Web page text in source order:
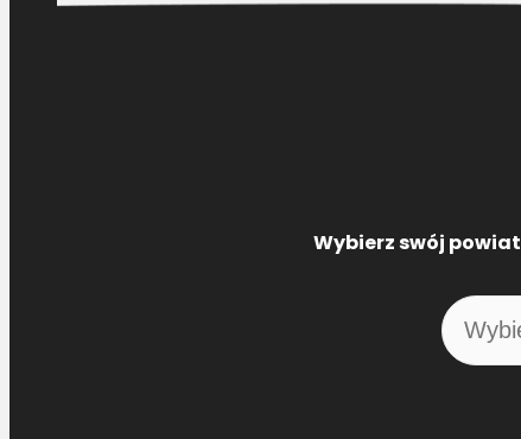
Wybierz swój powiat